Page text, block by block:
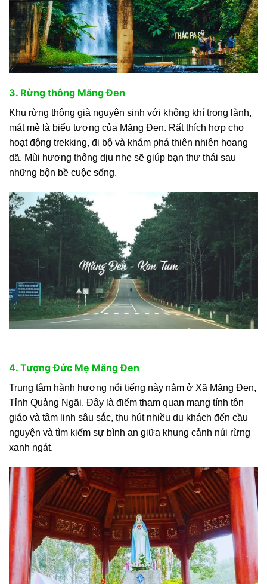
3. Rừng thông Măng Đen
Khu rừng thông già nguyên sinh với không khí trong lành,
mát mẻ là biểu tượng của Măng Đen. Rất thích hợp cho
hoạt động trekking, đi bộ và khám phá thiên nhiên hoang
dã. Mùi hương thông dịu nhẹ sẽ giúp bạn thư thái sau
những bộn bề cuộc sống.
4. Tượng Đức Mẹ Măng Đen
Trung tâm hành hương nổi tiếng này nằm ở Xã Măng Đen,
Tỉnh Quảng Ngãi. Đây là điểm tham quan mang tính tôn
giáo và tâm linh sâu sắc, thu hút nhiều du khách đến cầu
nguyện và tìm kiếm sự bình an giữa khung cảnh núi rừng
xanh ngát.